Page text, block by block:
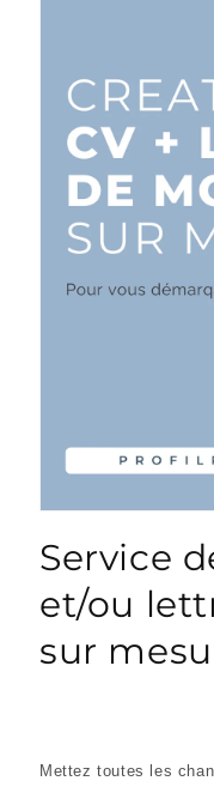
média
1
dans
une
fenêtre
modale
Service
et/ou
sur
Mettez toutes les